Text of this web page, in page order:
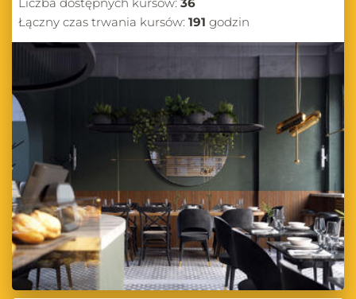
Łączny czas trwania kursów: 191 godzin